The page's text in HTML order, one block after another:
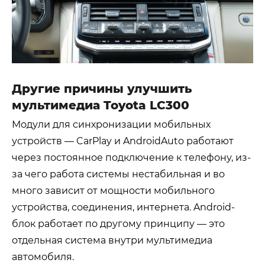
Другие причины улучшить
мультимедиа Toyota LC300
Модули для синхронизации мобильных
устройств — CarPlay и AndroidAuto работают
через постоянное подключение к телефону, из-
за чего работа системы нестабильная и во
много зависит от мощности мобильного
устройства, соединения, интернета. Android-
блок работает по другому принципу — это
отдельная система внутри мультимедиа
автомобиля.